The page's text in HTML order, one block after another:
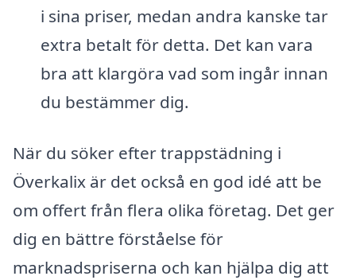
i sina priser, medan andra kanske tar
extra betalt för detta. Det kan vara
bra att klargöra vad som ingår innan
du bestämmer dig.
När du söker efter trappstädning i
Överkalix är det också en god idé att be
om offert från flera olika företag. Det ger
dig en bättre förståelse för
marknadspriserna och kan hjälpa dig att